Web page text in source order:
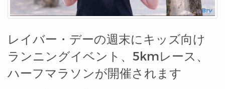
レイバー・デーの週末にキッズ向け
ランニングイベント、5kmレース、
ハーフマラソンが開催されます